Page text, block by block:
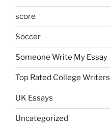
score
Soccer
Someone Write My Essay
Top Rated College Writers
UK Essays
Uncategorized